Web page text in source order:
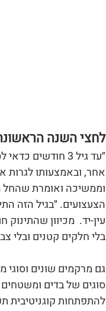
לחצי השנה
״עד גיל 3
אחר, ובאמצעותו לגרות
הצעצועים. ״בגיל הזה
עין-יד.  מכיוון
בלי חלקים קטנים ובלי
גם מרקמים שונים
סוגים של בדים
להתפתחות קוגניטיבית